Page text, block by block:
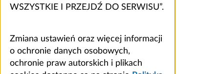
WSZYSTKIE I PRZEJDŹ DO SERWISU”.
Zmiana ustawień oraz więcej informacji
o ochronie danych osobowych,
ochronie praw autorskich i plikach